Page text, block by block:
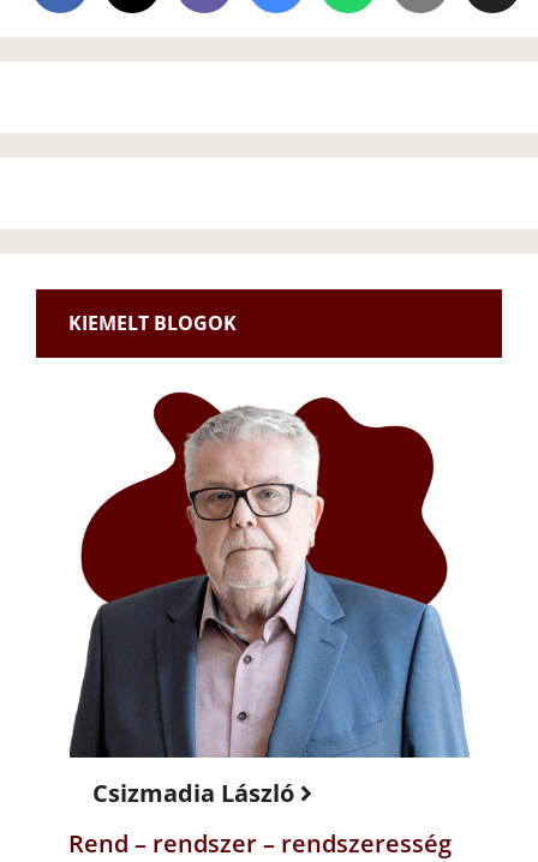
KIEMELT BLOGOK
Csizmadia László
Rend – rendszer – rendszeresség